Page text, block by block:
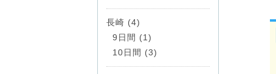
長崎 (4)
9日間 (1)
10日間 (3)